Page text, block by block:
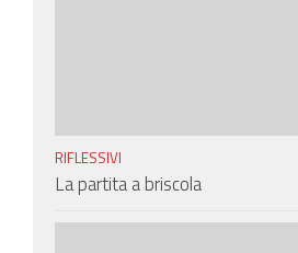
RIFLESSIVI
La partita a briscola